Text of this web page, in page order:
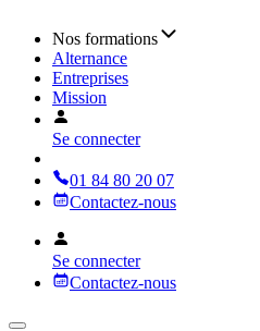
Nos formations
Alternance
Entreprises
Mission
Se connecter
01 84 80 20 07
Contactez-nous
Se connecter
Contactez-nous